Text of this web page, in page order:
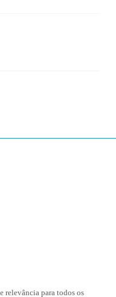
relevância para todos os